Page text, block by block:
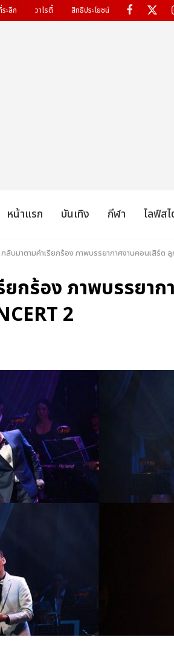
ะลึก วาไรตี้ สิทธิประโยชน์
หน้าแรก บันเทิง กีฬา ไลฟ์ส
กลับมาตามคำเรียกร้อง ภาพบรรยากาศงานคอนเสิร์ต
กร้อง ภาพบรรยา
2